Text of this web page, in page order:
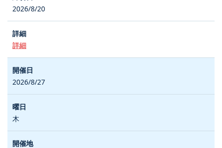
2026/8/20
詳細
2026/8/27
木